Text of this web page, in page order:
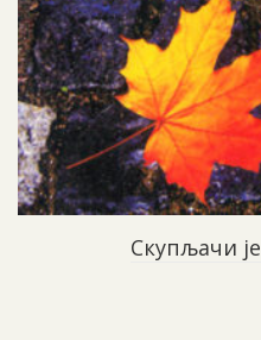
Скупљачи